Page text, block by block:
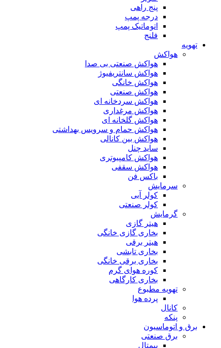
پنج راهی
درجه پمپ
اتوماتیک پمپ
فلنج
تهویه
هواکش
هواکش صنعتی بی صدا
هواکش سانتریفیوژ
هواکش خانگی
هواکش صنعتی
هواکش سردخانه ای
هواکش مرغداری
هواکش گلخانه ای
هواکش حمام و سرویس بهداشتی
هواکش بین کانالی
ساید چنل
هواکش کامپیوتری
هواکش سقفی
باکس فن
سرمایش
کولر آبی
کولر صنعتی
گرمایش
هیتر گازی
بخاری گازی خانگی
هیتر برقی
بخاری تابشی
بخاری برقی خانگی
کوره هوای گرم
بخاری کارگاهی
تهویه مطبوع
پرده هوا
کانال
پنکه
برق و اتوماسیون
برق صنعتی
بیمتال